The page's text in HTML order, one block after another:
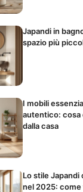
Japandi in
spazio più
I mobili
autentico: cosa
dalla casa
Lo stile
nel 2025: